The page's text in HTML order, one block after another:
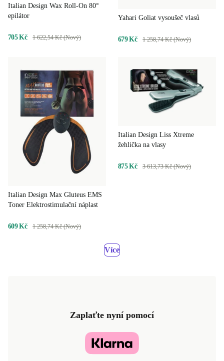
Italian Design Wax Roll-On 80°
epilátor
705 Kč 1 622,54 Kč (Nový)
Yahari Goliat vysoušeč vlasů
679 Kč 1 258,74 Kč (Nový)
Italian Design Max Gluteus EMS
Toner Elektrostimulační náplast
609 Kč 1 258,74 Kč (Nový)
Italian Design Liss Xtreme
žehlička na vlasy
875 Kč 3 613,73 Kč (Nový)
Více
Zaplaťte nyní pomocí